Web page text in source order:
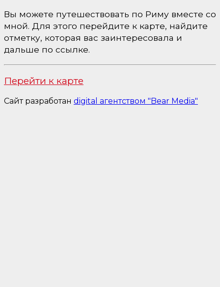
Вы можете путешествовать по Риму вместе со
мной. Для этого перейдите к карте, найдите
отметку, которая вас заинтересовала и
дальше по ссылке.
Перейти к карте
Сайт разработан digital агентством "Bear Media"